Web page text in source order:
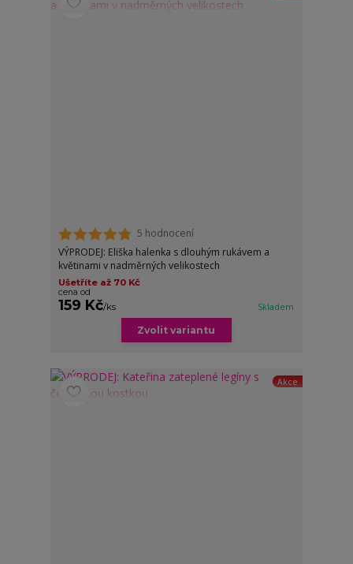
5 hodnocení
VÝPRODEJ: Eliška halenka s dlouhým rukávem a
květinami v nadměrných velikostech
Ušetříte až 70 Kč
cena od
159 Kč/ks Skladem
Zvolit variantu
Akce